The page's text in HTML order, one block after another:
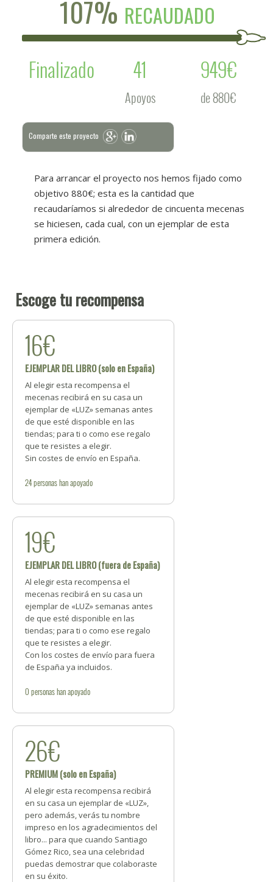
107% RECAUDADO
Finalizado
41
Apoyos
949€
de 880€
Comparte este proyecto
Para arrancar el proyecto nos hemos fijado como
objetivo 880€; esta es la cantidad que
recaudaríamos si alrededor de cincuenta mecenas
se hiciesen, cada cual, con un ejemplar de esta
primera edición.
Escoge tu recompensa
16€
EJEMPLAR DEL LIBRO (solo en España)
Al elegir esta recompensa el
mecenas recibirá en su casa un
ejemplar de «LUZ» semanas antes
de que esté disponible en las
tiendas; para ti o como ese regalo
que te resistes a elegir.
Sin costes de envío en España.
24personashan apoyado
19€
EJEMPLAR DEL LIBRO (fuera de España)
Al elegir esta recompensa el
mecenas recibirá en su casa un
ejemplar de «LUZ» semanas antes
de que esté disponible en las
tiendas; para ti o como ese regalo
que te resistes a elegir.
Con los costes de envío para fuera
de España ya incluidos.
0 personashan apoyado
26€
PREMIUM (solo en España)
Al elegir esta recompensa recibirá
en su casa un ejemplar de «LUZ»,
pero además, verás tu nombre
impreso en los agradecimientos del
libro... para que cuando Santiago
Gómez Rico, sea una celebridad
puedas demostrar que colaboraste
en su éxito.